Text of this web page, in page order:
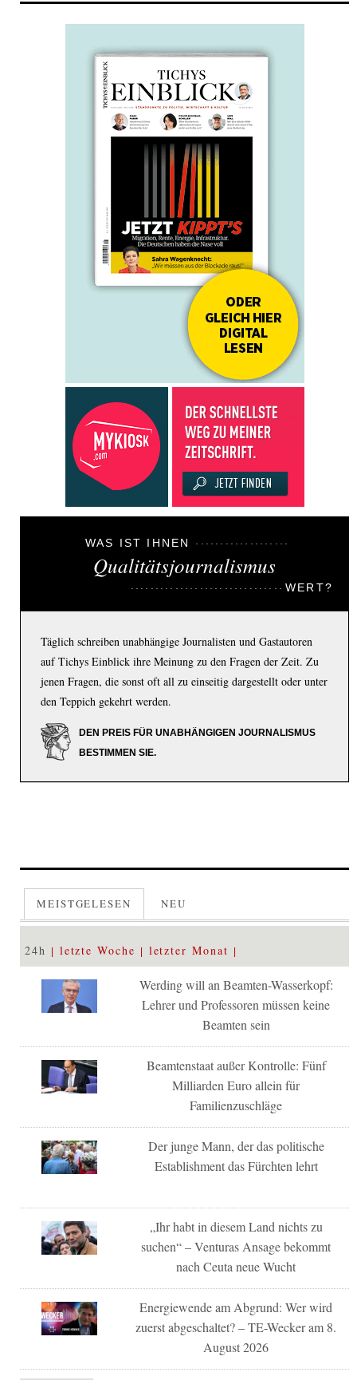
WAS IST IHNEN
Qualitätsjournalismus
WERT?
Täglich schreiben unabhängige Journalisten und Gastautoren
auf Tichys Einblick ihre Meinung zu den Fragen der Zeit. Zu
jenen Fragen, die sonst oft all zu einseitig dargestellt oder unter
den Teppich gekehrt werden.
DEN PREIS FÜR UNABHÄNGIGEN JOURNALISMUS
BESTIMMEN SIE.
MEISTGELESEN NEU
24h letzte Woche letzter Monat
Werding will an Beamten-Wasserkopf:
Lehrer und Professoren müssen keine
Beamten sein
Beamtenstaat außer Kontrolle: Fünf
Milliarden Euro allein für
Familienzuschläge
Der junge Mann, der das politische
Establishment das Fürchten lehrt
„Ihr habt in diesem Land nichts zu
suchen“ – Venturas Ansage bekommt
nach Ceuta neue Wucht
Energiewende am Abgrund: Wer wird
zuerst abgeschaltet? – TE-Wecker am 8.
August 2026